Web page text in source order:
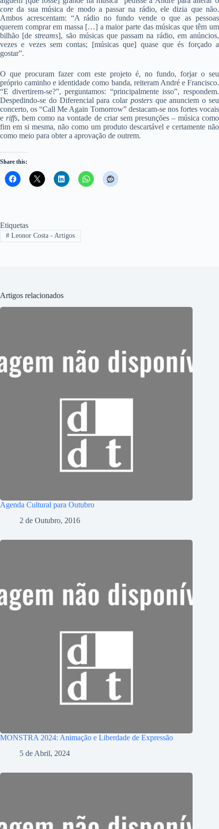
core da sua música de modo a passar na rádio, ele dizia que não.
Ambos acrescentam: “A rádio no fundo vende o que as pessoas
querem comprar em massa […] a maior parte das músicas que têm um
bilhão [destreams], são músicas que passam na rádio, em anúncios,
vezes e vezes sem contas; [músicas que] quase que és forçado a
gostar”.
O que procuram fazer com este projeto é, no fundo, forjar o seu
próprio caminho e identidade como banda, reiteram André e Francisco.
“E divertirem-se?”, perguntamos: “principalmente isso”, respondem.
Despedindo-se do Diferencial para colar posters que anunciem o seu
concerto, os “Call Me Again Tomorrow” destacam-se nos fortes vocais
e riffs, bem como na vontade de criar sem presunções – música como
fim em si mesma, não como um produto descartável e certamente não
como meio para obter a aprovação de outrem.
Share this:
Etiquetas
#Leonor Costa - Artigos
Artigos relacionados
Agenda Cultural para Outubro
2 de Outubro, 2016
MONSTRA 2024: Animação e Liberdade de Expressão
5 de Abril, 2024